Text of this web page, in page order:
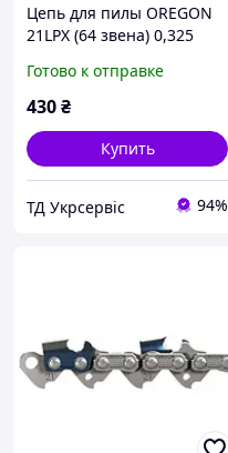
Цепь для пилы OREGON
21LPX (64 звена) 0,325
Готово к отправке
430₴
Купить
ТД Укрсервіс 94%